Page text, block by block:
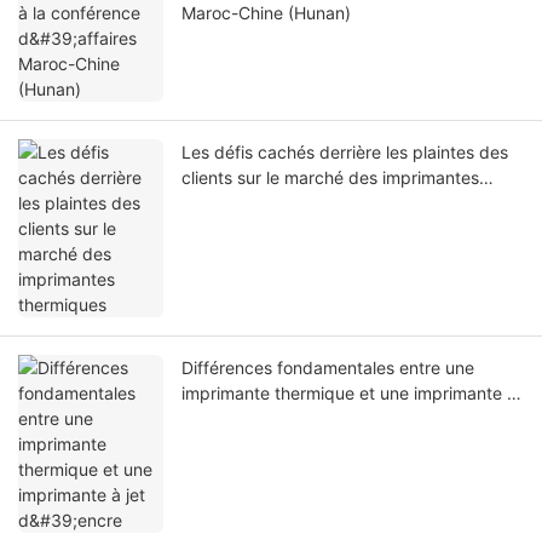
Maroc-Chine (Hunan)
Les défis cachés derrière les plaintes des
clients sur le marché des imprimantes
Différences fondamentales entre une
imprimante thermique et une imprimante à